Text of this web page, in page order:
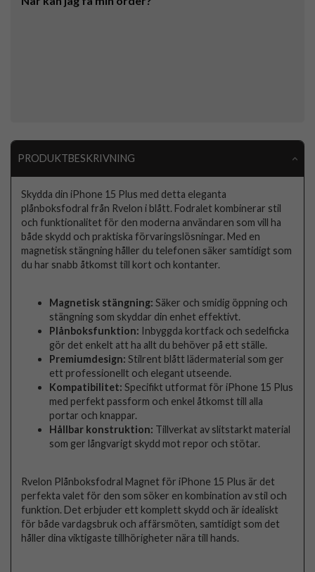
PRODUKTBESKRIVNING
Skydda din iPhone 15 Plus med detta eleganta
plånboksfodral från Rvelon i blått. Fodralet kombinerar stil
och funktionalitet för den moderna användaren som vill ha
både skydd och praktiska förvaringslösningar. Med en
magnetisk stängning håller du telefonen säker samtidigt som
du har snabb åtkomst till kort och kontanter.
Magnetisk stängning: Säker och smidig öppning och
stängning som skyddar din enhet effektivt.
Plånboksfunktion: Inbyggda kortfack och sedelficka
gör det enkelt att ha allt du behöver på ett ställe.
Premiumdesign: Stilrent blått lädermaterial som ger
ett professionellt och elegant utseende.
Kompatibilitet: Specifikt utformat för iPhone 15 Plus
med perfekt passform och enkel åtkomst till alla
portar och knappar.
Hållbar konstruktion: Tillverkat av slitstarkt material
som ger långvarigt skydd mot repor och stötar.
Rvelon Plånboksfodral Magnet för iPhone 15 Plus är det
perfekta valet för den som söker en kombination av stil och
funktion. Det erbjuder ett komplett skydd och är idealiskt
för både vardagsbruk och affärsmöten, samtidigt som det
håller dina viktigaste tillhörigheter nära till hands.